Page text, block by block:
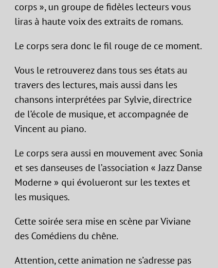
corps », un groupe de fidèles lecteurs vous
liras à haute voix des extraits de romans.
Le corps sera donc le fil rouge de ce moment.
Vous le retrouverez dans tous ses états au
travers des lectures, mais aussi dans les
chansons interprétées par Sylvie, directrice
de l’école de musique, et accompagnée de
Vincent au piano.
Le corps sera aussi en mouvement avec Sonia
et ses danseuses de l’association « Jazz Danse
Moderne » qui évolueront sur les textes et
les musiques.
Cette soirée sera mise en scène par Viviane
des Comédiens du chêne.
Attention, cette animation ne s’adresse pas